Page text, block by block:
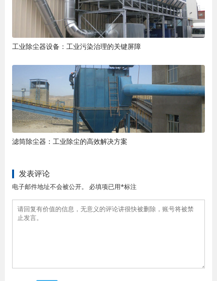
工业除尘器设备：工业污染治理的关键屏障
滤筒除尘器：工业除尘的高效解决方案
发表评论
电子邮件地址不会被公开。 必填项已用*标注